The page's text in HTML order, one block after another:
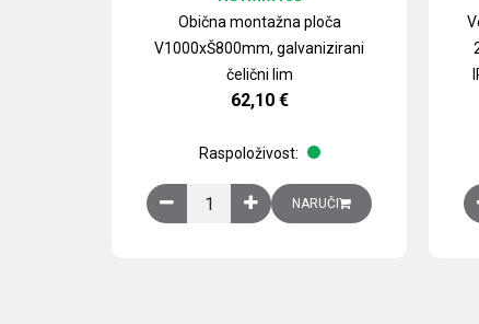
Obična montažna ploča
V1000xŠ800mm, galvanizirani
čelični lim
62,10 €
Raspoloživost:
Obična montažna ploča
NARUČI